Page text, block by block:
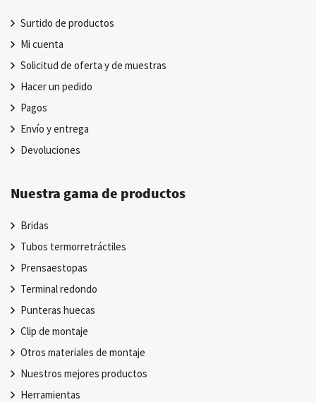
Surtido de productos
Mi cuenta
Solicitud de oferta y de muestras
Hacer un pedido
Pagos
Envío y entrega
Devoluciones
Nuestra gama de productos
Bridas
Tubos termorretráctiles
Prensaestopas
Terminal redondo
Punteras huecas
Clip de montaje
Otros materiales de montaje
Nuestros mejores productos
Herramientas